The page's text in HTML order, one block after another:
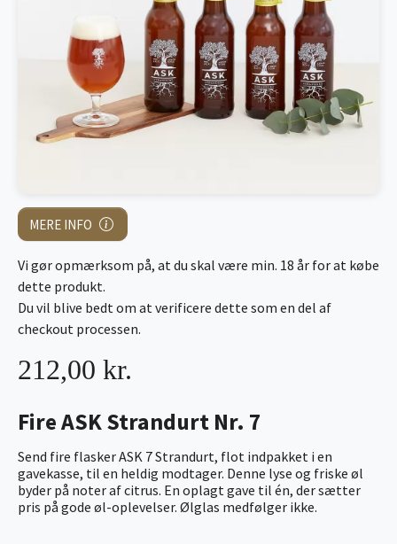
MERE INFO
Fire ASK Strandurt Nr. 7
Send fire flasker ASK 7 Strandurt, flot indpakket i en
gavekasse, til en heldig modtager. Denne lyse og friske øl
byder på noter af citrus. En oplagt gave til én, der sætter
pris på gode øl-oplevelser. Ølglas medfølger ikke.
212,00 kr.
Vi gør opmærksom på, at du skal være min. 18 år for at købe
dette produkt.
Du vil blive bedt om at verificere dette som en del af
checkout processen.